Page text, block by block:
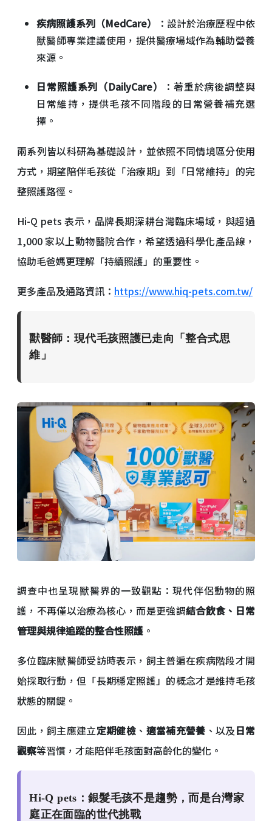
疾病照護系列（MedCare）
：設計於治療歷程中依
獸醫師專業建議使用，提供醫療場域作為輔助營養
來源。
日常照護系列（DailyCare）
：著重於病後調整與
日常維持，提供毛孩不同階段的日常營養補充選
擇。
兩系列皆以科研為基礎設計，並依照不同情境區分使用
方式，期望陪伴毛孩從「治療期」到「日常維持」的完
整照護路徑。
Hi-Q pets 表示，品牌長期深耕台灣臨床場域，與超過
1,000 家以上動物醫院合作，希望透過科學化產品線，
協助毛爸媽更理解「持續照護」的重要性。
更多產品及通路資訊： https://www.hiq-pets.com.tw/
獸醫師：現代毛孩照護已走向「整合式思
維」
調查中也呈現獸醫界的一致觀點：現代伴侶動物的照
護，不再僅以治療為核心，而是更強調結合飲食、日常
管理與規律追蹤的整合性照護 。
多位臨床獸醫師受訪時表示，飼主普遍在疾病階段才開
始採取行動，但「長期穩定照護」的概念才是維持毛孩
狀態的關鍵。
因此，飼主應建立定期健檢 、 適當補充營養 、以及日常
觀察等習慣，才能陪伴毛孩面對高齡化的變化。
Hi-Q pets：銀髮毛孩不是趨勢，而是台灣家
庭正在面臨的世代挑戰